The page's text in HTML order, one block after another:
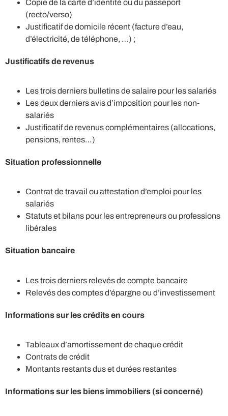
Copie de la carte d’identité ou du passeport
(recto/verso)
Justificatif de domicile récent (facture d’eau,
d’électricité, de téléphone, …) ;
Justificatifs de revenus
Les trois derniers bulletins de salaire pour les salariés
Les deux derniers avis d’imposition pour les non-
salariés
Justificatif de revenus complémentaires (allocations,
pensions, rentes…)
Situation professionnelle
Contrat de travail ou attestation d’emploi pour les
salariés
Statuts et bilans pour les entrepreneurs ou professions
libérales
Situation bancaire
Les trois derniers relevés de compte bancaire
Relevés des comptes d’épargne ou d’investissement
Informations sur les crédits en cours
Tableaux d’amortissement de chaque crédit
Contrats de crédit
Montants restants dus et durées restantes
Informations sur les biens immobiliers (si concerné)